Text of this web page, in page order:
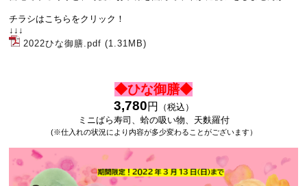
チラシはこちらをクリック！
↓↓↓
2022ひな御膳.pdf (1.31MB)
◆ひな御膳◆
3,780円
（税込）
ミニばら寿司、蛤の吸い物、天麩羅付
(※仕入れの状況により内容が多少変わることがございます）